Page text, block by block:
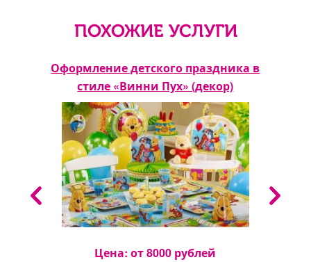
ПОХОЖИЕ УСЛУГИ
Оформление детского праздника в
стиле «Винни Пух» (декор)
Цена: от8000 рублей